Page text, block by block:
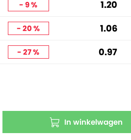
In winkelwagen
- 9 % 1.20
- 20 % 1.06
- 27 % 0.97